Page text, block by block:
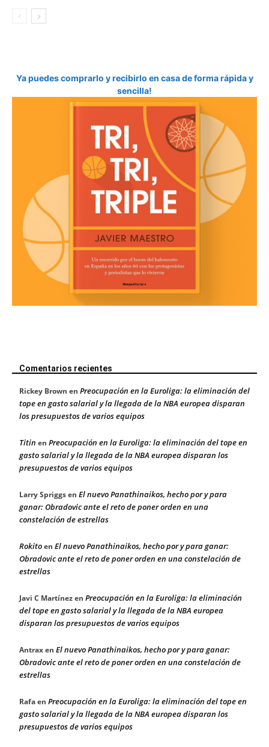
Ya puedes comprarlo y recibirlo en casa de forma rápida y
sencilla!
Comentarios recientes
Rickey Brown en Preocupación en la Euroliga: la eliminación del
tope en gasto salarial y la llegada de la NBA europea disparan
los presupuestos de varios equipos
Titin en Preocupación en la Euroliga: la eliminación del tope en
gasto salarial y la llegada de la NBA europea disparan los
presupuestos de varios equipos
Larry Spriggsen El nuevo Panathinaikos, hecho por y para
ganar: Obradovic ante el reto de poner orden en una
constelación de estrellas
Rokitoen El nuevo Panathinaikos, hecho por y para ganar:
Obradovic ante el reto de poner orden en una constelación de
estrellas
Javi C Martínezen Preocupación en la Euroliga: la eliminación
del tope en gasto salarial y la llegada de la NBA europea
disparan los presupuestos de varios equipos
Antraxen El nuevo Panathinaikos, hecho por y para ganar:
Obradovic ante el reto de poner orden en una constelación de
estrellas
Rafaen Preocupación en la Euroliga: la eliminación del tope en
gasto salarial y la llegada de la NBA europea disparan los
presupuestos de varios equipos